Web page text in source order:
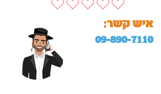
09-890-7110
:איש קשר